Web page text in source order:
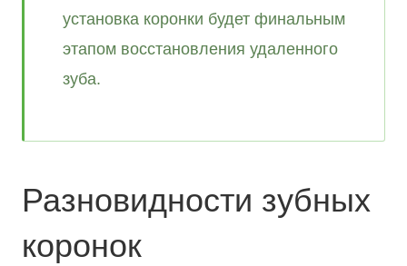
установка коронки будет финальным
этапом восстановления удаленного
зуба.
Разновидности зубных
коронок